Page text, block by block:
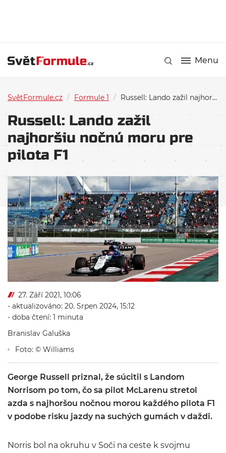
Menu
SvětFormule.cz / Formule 1 / Russell: Lando zažil najhoršiu nočnú moru pre pilota F1
Russell: Lando zažil
najhoršiu nočnú moru pre
pilota F1
27. Září 2021, 10:06
- aktualizováno: 20. Srpen 2024, 15:12
- doba čtení: 1 minuta
Branislav Galuška
Foto: © Williams
George Russell priznal, že súcitil s Landom
Norrisom po tom, čo sa pilot McLarenu stretol
azda s najhoršou nočnou morou každého pilota F1
v podobe risku jazdy na suchých gumách v daždi.
Norris bol na okruhu v Soči na ceste k svojmu